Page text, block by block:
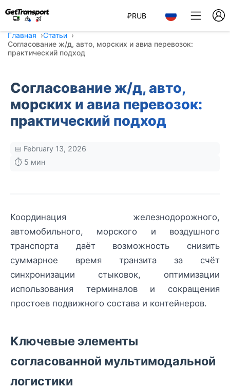
₽RUB
Главная
Статьи
Согласование ж/д, автo, морских и авиа перевозок:
практический подход
Согласование ж/д, автo,
морских и авиа перевозок:
практический подход
📅 February 13, 2026
⏱️ 5 мин
Координация железнодорожного,
автомобильного, морского и воздушного
транспорта даёт возможность снизить
суммарное время транзита за счёт
синхронизации стыковок, оптимизации
использования терминалов и сокращения
простоев подвижного состава и контейнеров.
Ключевые элементы
согласованной мультимодальной
логистики